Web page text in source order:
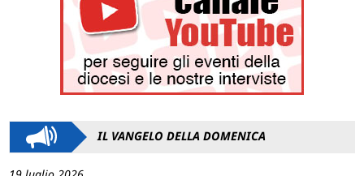
IL VANGELO DELLA DOMENICA